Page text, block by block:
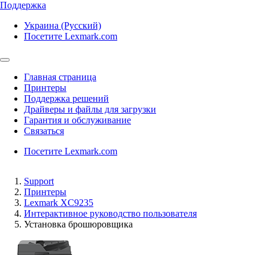
Поддержка
Украина (Русский)
Посетите Lexmark.com
Главная страница
Принтеры
Поддержка решений
Драйверы и файлы для загрузки
Гарантия и обслуживание
Связаться
Посетите Lexmark.com
Support
Принтеры
Lexmark XC9235
Интерактивное руководство пользователя
Установка брошюровщика